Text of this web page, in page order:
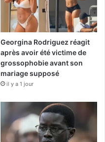
Georgina Rodriguez réagit
après avoir été victime de
grossophobie avant son
mariage supposé
il y a 1 jour